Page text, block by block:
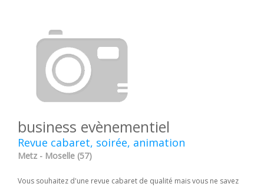
business evènementiel
Revue cabaret, soirée, animation
Metz - Moselle (57)
Vous souhaitez d'une revue cabaret de qualité mais vous ne savez